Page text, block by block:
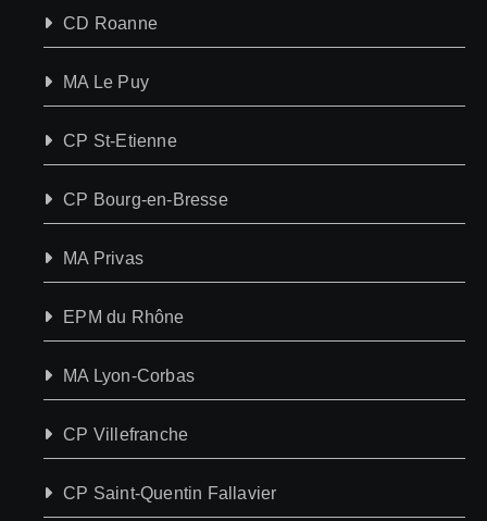
CD Roanne
MA Le Puy
CP St-Etienne
CP Bourg-en-Bresse
MA Privas
EPM du Rhône
MA Lyon-Corbas
CP Villefranche
CP Saint-Quentin Fallavier